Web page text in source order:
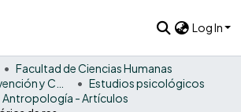
Log In
Facultad de Ciencias Humanas
Estudios psicológicos
Antropología - Artículos